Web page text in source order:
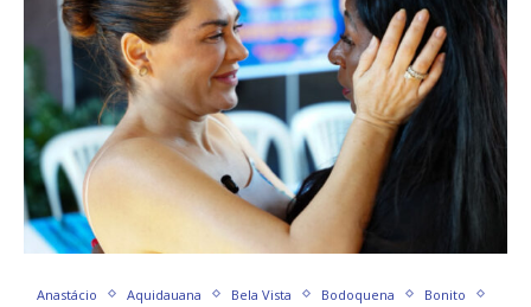
Anastácio Aquidauana Bela Vista Bodoquena
Bonito